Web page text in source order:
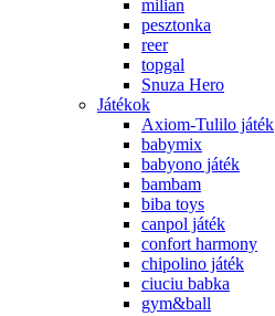
milian
pesztonka
reer
topgal
Snuza Hero
Játékok
Axiom-Tulilo játék
babymix
babyono játék
bambam
biba toys
canpol játék
confort harmony
chipolino játék
ciuciu babka
gym&ball